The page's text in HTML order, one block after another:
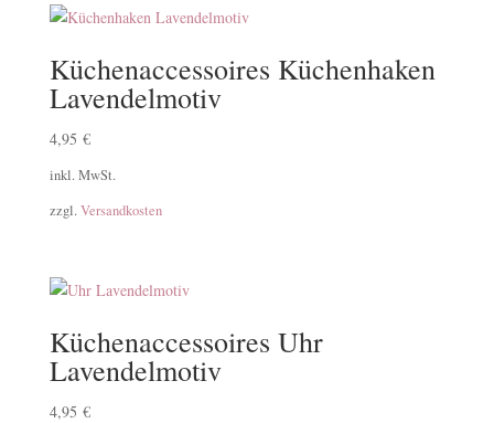
Küchenaccessoires Küchenhaken
Lavendelmotiv
4,95 €
inkl. MwSt.
zzgl. Versandkosten
Küchenaccessoires Uhr
Lavendelmotiv
4,95 €